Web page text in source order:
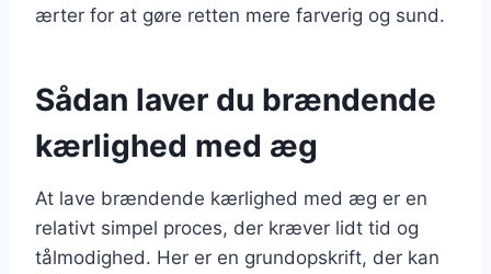
ærter for at gøre retten mere farverig og sund.
Sådan laver du brændende
kærlighed med æg
At lave brændende kærlighed med æg er en
relativt simpel proces, der kræver lidt tid og
tålmodighed. Her er en grundopskrift, der kan